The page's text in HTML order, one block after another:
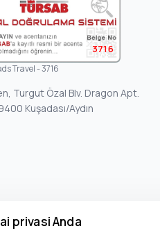
3716
Travel - 3716
Turgut Özal Blv. Dragon Apt.
Kuşadası/Aydın
privasi Anda